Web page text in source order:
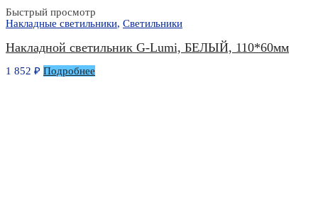
Быстрый просмотр
Накладные светильники, Светильники
Накладной светильник G-Lumi, БЕЛЫЙ, 110*60мм
1 852 ₽ Подробнее